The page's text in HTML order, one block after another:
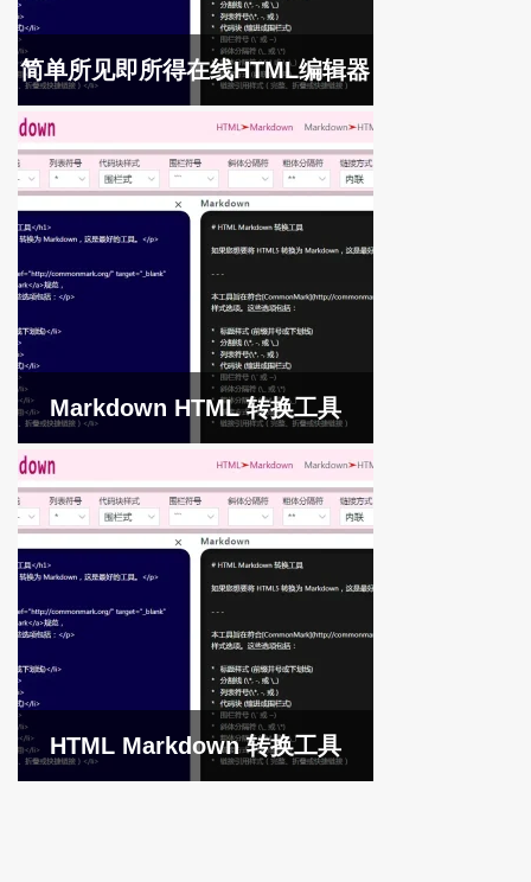
简单所见即所得在线HTML编辑器
Markdown HTML 转换工具
HTML Markdown 转换工具